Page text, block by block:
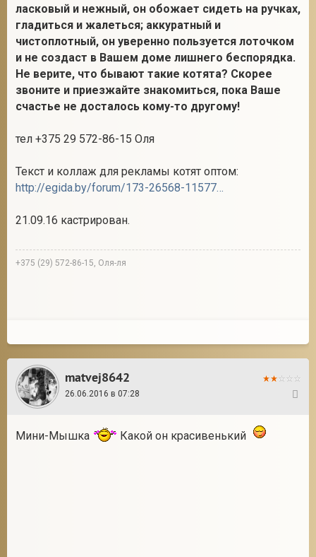
ласковый и нежный, он обожает сидеть на ручках,
гладиться и жалеться; аккуратный и
чистоплотный, он уверенно пользуется лоточком
и не создаст в Вашем доме лишнего беспорядка.
Не верите, что бывают такие котята? Скорее
звоните и приезжайте знакомиться, пока Ваше
счастье не досталось кому-то другому!
тел +375 29 572-86-15 Оля
Текст и коллаж для рекламы котят оптом:
http://egida.by/forum/173-26568-1157703-16-1472465267
21.09.16 кастрирован.
+375 (29) 572-86-15, Оля-ля
matvej8642
26.06.2016 в 07:28
Мини-Мышка Какой он красивенький